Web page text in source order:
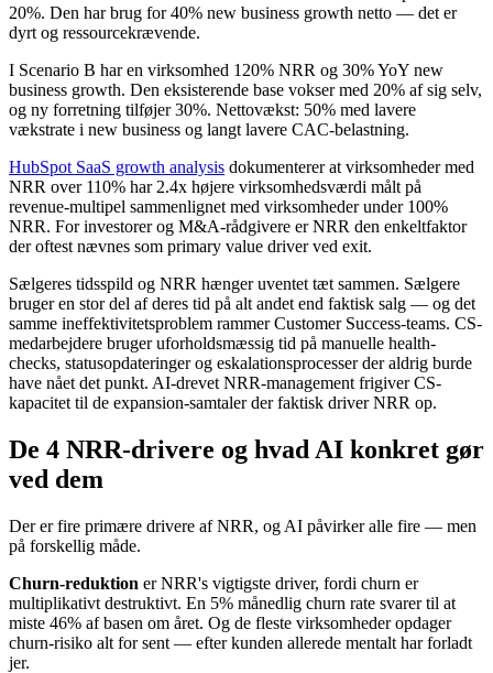
20%. Den har brug for 40% new business growth netto — det er
dyrt og ressourcekrævende.
I Scenario B har en virksomhed 120% NRR og 30% YoY new
business growth. Den eksisterende base vokser med 20% af sig selv,
og ny forretning tilføjer 30%. Nettovækst: 50% med lavere
vækstrate i new business og langt lavere CAC-belastning.
HubSpot SaaS growth analysis dokumenterer at virksomheder med
NRR over 110% har 2.4x højere virksomhedsværdi målt på
revenue-multipel sammenlignet med virksomheder under 100%
NRR. For investorer og M&A-rådgivere er NRR den enkeltfaktor
der oftest nævnes som primary value driver ved exit.
Sælgeres tidsspild og NRR hænger uventet tæt sammen. Sælgere
bruger en stor del af deres tid på alt andet end faktisk salg — og det
samme ineffektivitetsproblem rammer Customer Success-teams. CS-
medarbejdere bruger uforholdsmæssig tid på manuelle health-
checks, statusopdateringer og eskalationsprocesser der aldrig burde
have nået det punkt. AI-drevet NRR-management frigiver CS-
kapacitet til de expansion-samtaler der faktisk driver NRR op.
De 4 NRR-drivere og hvad AI konkret gør
ved dem
Der er fire primære drivere af NRR, og AI påvirker alle fire — men
på forskellig måde.
Churn-reduktion er NRR's vigtigste driver, fordi churn er
multiplikativt destruktivt. En 5% månedlig churn rate svarer til at
miste 46% af basen om året. Og de fleste virksomheder opdager
churn-risiko alt for sent — efter kunden allerede mentalt har forladt
jer.